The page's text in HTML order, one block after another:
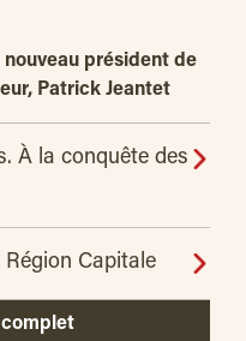
nouveau président de
Patrick Jeantet
À la conquête des
Région Capitale
complet